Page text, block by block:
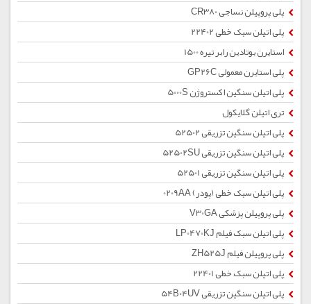
پلی پروپیلن نساجی CR380
پلی اتیلن سبک خطی 22402
استایرن بوتادین رابر تیره 1500
پلی استایرن معمولی GP26C
پلی اتیلن سنگین اکستروژن 5000S
تری اتیلن گلایکول
پلی اتیلن سنگین تزریقی 52502
پلی اتیلن سنگین تزریقی 52502SU
پلی اتیلن سنگین تزریقی 52501
پلی اتیلن سبک خطی (پودر) 0209AA
پلی پروپیلن پزشکی V30GA
پلی اتیلن سبک فیلم LP0470KJ
پلی پروپیلن فیلم ZH525J
پلی اتیلن سبک خطی 22401
پلی اتیلن سنگین تزریقی 54B04UV